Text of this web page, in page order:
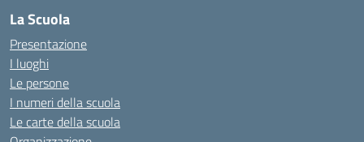
La Scuola
Presentazione
I luoghi
Le persone
I numeri della scuola
Le carte della scuola